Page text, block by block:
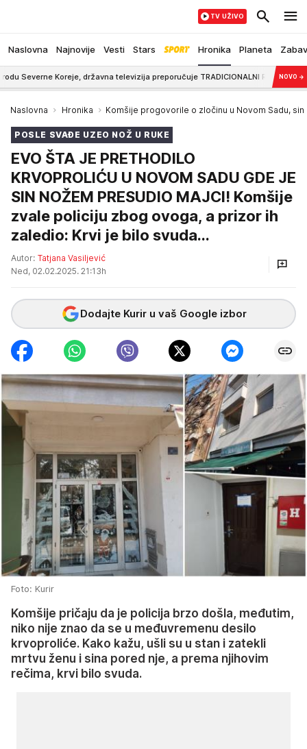
Naslovna Najnovije Vesti Stars Hronika Planeta
TV UŽIVO
Koreje, državna televizija preporučuje TRADICIONALNI RECEPT 10:39
NOVO →
Naslovna Hronika Komšije progovorile o zločinu u Novom Sadu,
POSLE SVAĐE UZEO NOŽ U RUKE
EVO ŠTA JE PRETHODILO
KRVOPROLIĆU U NOVOM SADU GDE JE
SIN NOŽEM PRESUDIO MAJCI! Komšije
zvale policiju zbog ovoga, a prizor ih
zaledio: Krvi je bilo svuda...
Autor: Tatjana Vasiljević
Ned, 02.02.2025. 21:13h
Dodajte Kurir u vaš Google izbor
Foto: Kurir
Komšije pričaju da je policija brzo došla, međutim,
niko nije znao da se u međuvremenu desilo
krvoproliće. Kako kažu, ušli su u stan i zatekli
mrtvu ženu i sina pored nje, a prema njihovim
rečima, krvi bilo svuda.